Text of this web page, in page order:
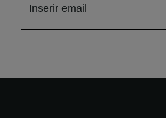
e-mail para receber a newsletter